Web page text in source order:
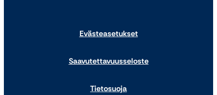
Evästeasetukset
Saavutettavuusseloste
Tietosuoja